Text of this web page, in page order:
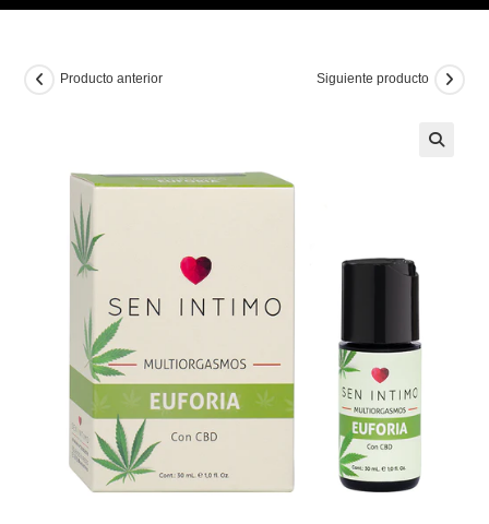
Producto anterior Siguiente producto